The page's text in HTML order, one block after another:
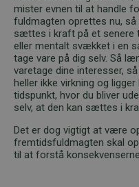
mister evnen til at handle
fuldmagten oprettes nu,
sættes i kraft på et senere
eller mentalt svækket i en
tage vare på dig selv. Så
varetage dine interesser,
heller ikke virkning og
tidspunkt, hvor du bliver
selv, at den kan sættes i
Det er dog vigtigt at være
fremtidsfuldmagten skal
til at forstå